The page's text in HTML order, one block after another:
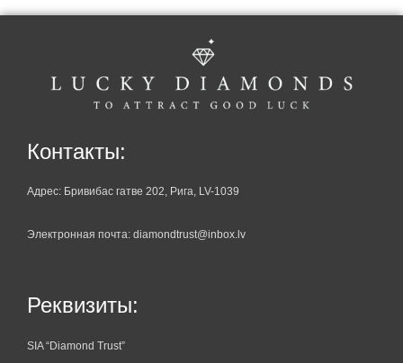
Контакты:
Адрес: Бривибас гатве 202, Рига, LV-1039
Электронная почта: diamondtrust@inbox.lv
Реквизиты:
SIA “Diamond Trust”